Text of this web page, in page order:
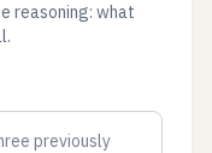
reasoning: what